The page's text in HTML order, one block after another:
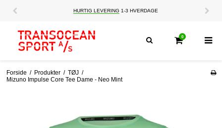
HURTIG LEVERING 1-3 HVERDAGE
0
Forside / Produkter / TØJ /
Mizuno Impulse Core Tee Dame - Neo Mint